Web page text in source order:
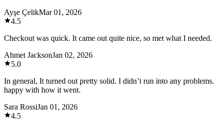
Ayşe ÇelikMar 01, 2026
4.5
Checkout was quick. It came out quite nice, so met what I needed.
Ahmet JacksonJan 02, 2026
5.0
In general, It turned out pretty solid. I didn’t run into any problems.
happy with how it went.
Sara RossiJan 01, 2026
4.5